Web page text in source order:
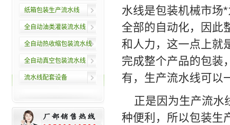
纸箱包装生产流水线
全自动油类灌装流水线
全自动热收缩包装流水线
全自动真空包装流水线
流水线配套设备
水线是包装机械市场
全部的自动化，因此
和人力，这一点上就
完成整个产品的包装
有，生产流水线可以
正是因为生产流水
种便利，所以包装生